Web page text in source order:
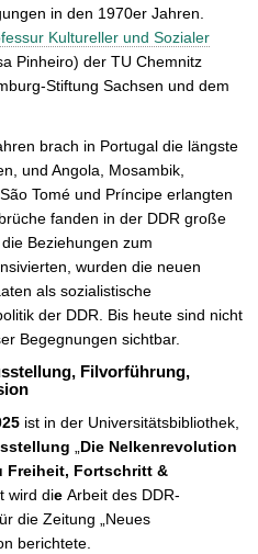
ö
n
in den 1970er Jahren.
Kultureller und Sozialer
Pinheiro) der TU Chemnitz
Stiftung Sachsen und dem
brach in Portugal die längste
und Angola, Mosambik,
Tomé und Príncipe erlangten
fanden in der DDR große
Beziehungen zum
wurden die neuen
als sozialistische
der DDR. Bis heute sind nicht
Begegnungen sichtbar.
Filvorführung,
ist in der Universitätsbibliothek,
„Die Nelkenrevolution
Freiheit, Fortschritt &
wird die Arbeit des DDR-
die Zeitung „Neues
berichtete.